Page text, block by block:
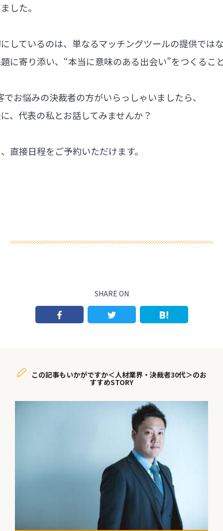
した。
しているのは、単なるマッチングツールの提供では
に寄り添い、“本当に意味のある出会い”をつくるこ
お悩みの決裁者の方がいらっしゃいましたら、
、代表の私とお話してみませんか？
直接日程をご予約いただけます。
SHARE ON
この記事もいかがですか＜人材業界・決裁者30代＞のお
すすめSTORY